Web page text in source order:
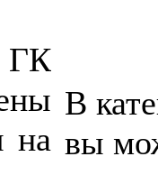
ГК
на
В
вы